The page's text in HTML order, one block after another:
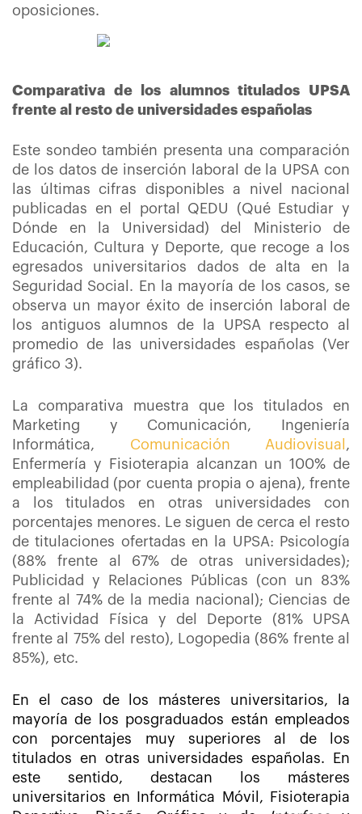
oposiciones.
Comparativa de los alumnos titulados UPSA
frente al resto de universidades españolas
Este sondeo también presenta una comparación
de los datos de inserción laboral de la UPSA con
las últimas cifras disponibles a nivel nacional
publicadas en el portal QEDU (Qué Estudiar y
Dónde en la Universidad) del Ministerio de
Educación, Cultura y Deporte, que recoge a los
egresados universitarios dados de alta en la
Seguridad Social. En la mayoría de los casos, se
observa un mayor éxito de inserción laboral de
los antiguos alumnos de la UPSA respecto al
promedio de las universidades españolas (Ver
gráfico 3).
La comparativa muestra que los titulados en
Marketing y Comunicación, Ingeniería
Informática, Comunicación Audiovisual ,
Enfermería y Fisioterapia alcanzan un 100% de
empleabilidad (por cuenta propia o ajena), frente
a los titulados en otras universidades con
porcentajes menores. Le siguen de cerca el resto
de titulaciones ofertadas en la UPSA: Psicología
(88% frente al 67% de otras universidades);
Publicidad y Relaciones Públicas (con un 83%
frente al 74% de la media nacional); Ciencias de
la Actividad Física y del Deporte (81% UPSA
frente al 75% del resto), Logopedia (86% frente al
85%), etc.
En el caso de los másteres universitarios, la
mayoría de los posgraduados están empleados
con porcentajes muy superiores al de los
titulados en otras universidades españolas. En
este sentido, destacan los másteres
universitarios en Informática Móvil, Fisioterapia